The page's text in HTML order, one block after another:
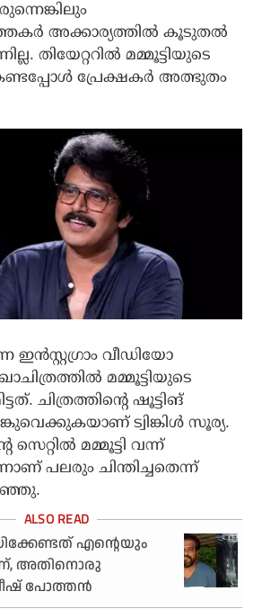
അക്കാര്യത്തില്‍ കൂടുതല്‍
തിയേറ്ററില്‍ മമ്മൂട്ടിയുടെ
പ്രേക്ഷകര്‍ അത്ഭുതം
ഇന്‍സ്റ്റഗ്രാം വീഡിയോ
മമ്മൂട്ടിയുടെ
ചിത്രത്തിന്റെ ഷൂട്ടിങ്
ട്വിങ്കിള്‍ സൂര്യ.
സെറ്റില്‍ മമ്മൂട്ടി വന്ന്
പലരും ചിന്തിച്ചതെന്ന്
എന്റെയും
അതിനൊരു
പോത്തന്‍